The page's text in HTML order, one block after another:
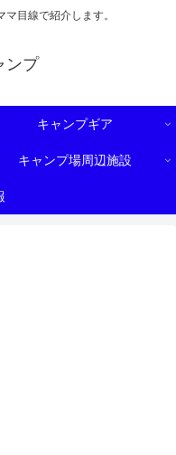
目線で紹介します。
ンプ
キャンプギア
キャンプ場周辺施設